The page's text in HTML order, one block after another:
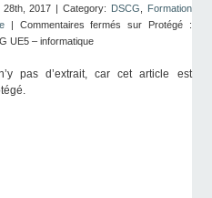
28th, 2017 | Category: DSCG
Formation
| Commentaires fermés
sur Protégé :
UE5 – informatique
pas d’extrait, car cet article est